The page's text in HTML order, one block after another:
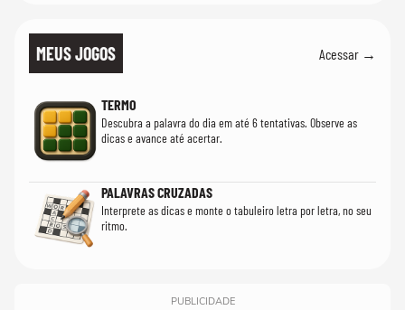
MEUS JOGOS Acessar →
TERMO
Descubra a palavra do dia em até 6 tentativas. Observe as
dicas e avance até acertar.
PALAVRAS CRUZADAS
Interprete as dicas e monte o tabuleiro letra por letra, no seu
ritmo.
PUBLICIDADE